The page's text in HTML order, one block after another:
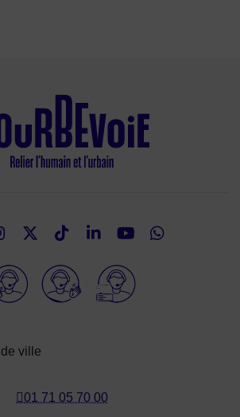
Nous suivre
FacebookInstagramTwitterTikTokLinkedIn
ville
01 71 05 70 00